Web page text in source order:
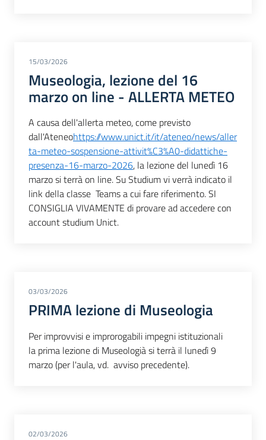
15/03/2026
Museologia, lezione del 16
marzo on line - ALLERTA METEO
A causa dell'allerta meteo, come previsto
dall'Ateneohttps://www.unict.it/it/ateneo/news/aller
ta-meteo-sospensione-attivit%C3%A0-didattiche-
presenza-16-marzo-2026, la lezione del lunedì 16
marzo si terrà on line. Su Studium vi verrà indicato il
link della classe Teams a cui fare riferimento. SI
CONSIGLIA VIVAMENTE di provare ad accedere con
account studium Unict.
03/03/2026
PRIMA lezione di Museologia
Per improvvisi e improrogabili impegni istituzionali
la prima lezione di Museologià si terrà il lunedì 9
marzo (per l'aula, vd. avviso precedente).
02/03/2026